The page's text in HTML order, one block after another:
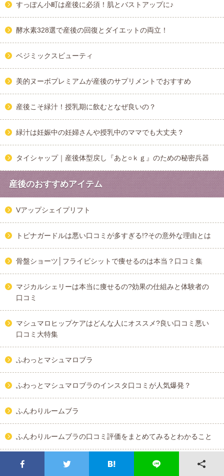
すっぽん小町は産後に必須！肌とバストアップに♪
酵水素328選で産後の回復とダイエットの両立！
ベジミックスビューティ
美的ヌーボプレミアムが産後のサプリメントでおすすめ
産後こそ緑汁！授乳期に飲むとなぜ良いの？
緑汁は妊娠中の妊婦さんや授乳中のママでも大丈夫？
タイシャップ｜産後体型戻し『あと○ｋｇ』のための秘密兵器
産後のおすすめアイテム
Vアップシェイプリフト
トピナガードルは悪い口コミが多すぎる!?その意外な理由とは
骨盤ショーツ│フライビシットで痩せるのは本当？口コミ集
マジカルシェリーは本当に痩せるの?効果の仕組みと体験者の
口コミ
マシュマロヒップケアはどんな人にオススメ?良い口コミ悪い
口コミ大特集
ふわっとマシュマロブラ
ふわっとマシュマロブラのインスタ口コミが人気爆発？
ふんわりルームブラ
ふんわりルームブラの口コミ評価をまとめてみるとわかること
ビューティーアップナイトブラでバストアップは可能?リアル